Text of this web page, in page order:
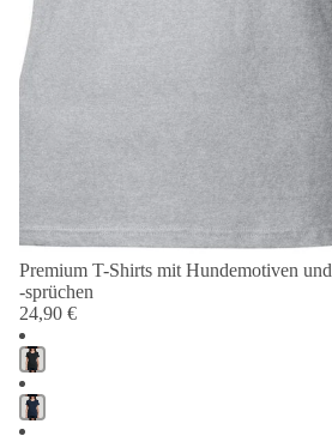
Premium T-Shirts mit Hundemotiven und
-sprüchen
24,90 €